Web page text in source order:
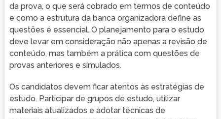
da prova, o que será cobrado em termos de conteúdo
e como a estrutura da banca organizadora define as
questões é essencial. O planejamento para o estudo
deve levar em consideração não apenas a revisão de
conteúdo, mas também a prática com questões de
provas anteriores e simulados.
Os candidatos devem ficar atentos às estratégias de
estudo. Participar de grupos de estudo, utilizar
materiais atualizados e adotar técnicas de